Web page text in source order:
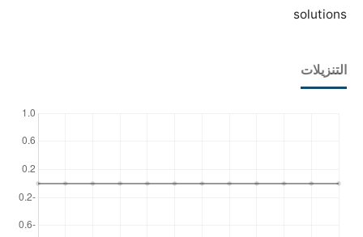
solutions
التنزيلات